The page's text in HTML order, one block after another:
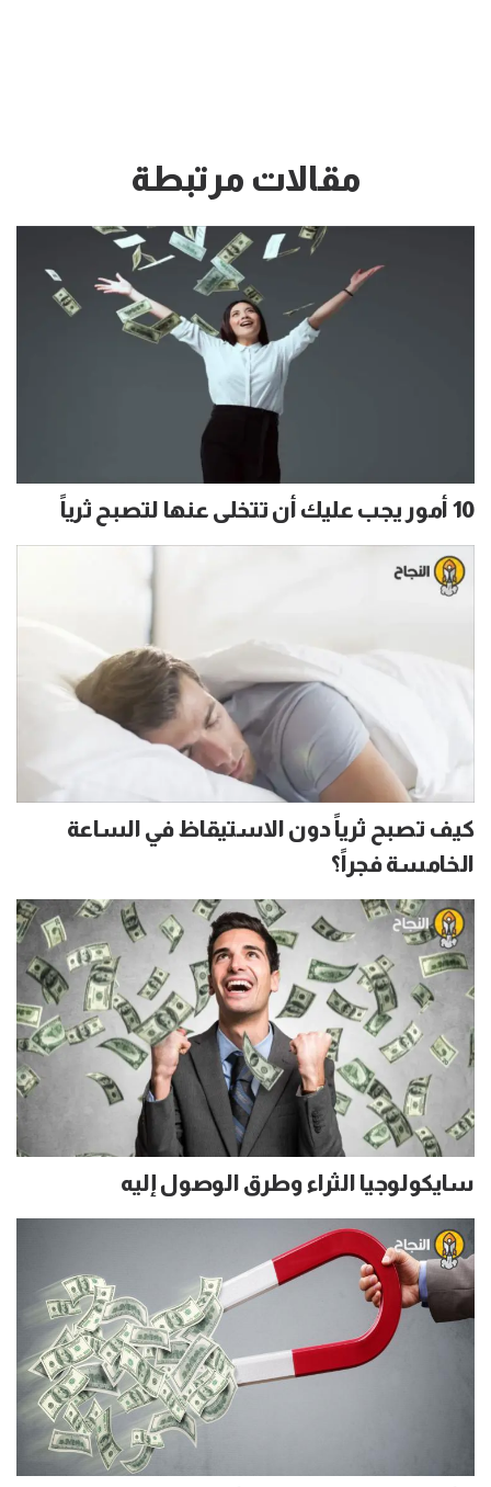
مقالات مرتبطة
10 أمور يجب عليك أن تتخلى عنها لتصبح ثرياً
كيف تصبح ثرياً دون الاستيقاظ في الساعة
الخامسة فجراً؟
سايكولوجيا الثراء وطرق الوصول إليه